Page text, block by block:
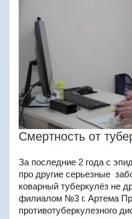
Смертность от
За последние 2 года с
про другие серьезные
коварный туберкулёз не
филиалом №3 г. Артема
противотуберкулезного